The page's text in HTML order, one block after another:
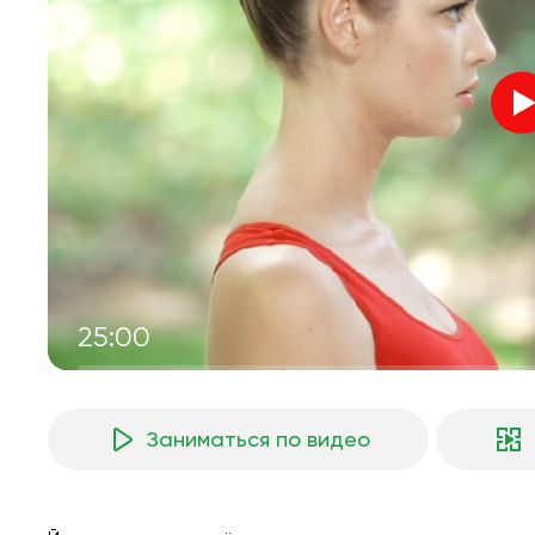
25:00
Заниматься по видео